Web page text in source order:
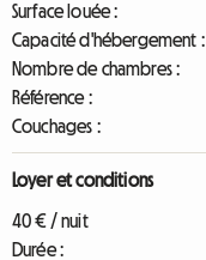
Surface louée :
Capacité d'hébergement :
Nombre de chambres :
Référence :
Couchages :
Loyer et conditions
40 € / nuit
Durée :